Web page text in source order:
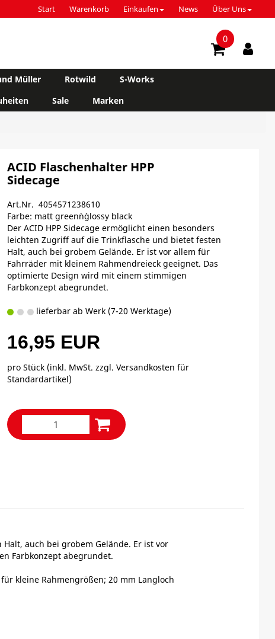
Start Warenkorb Einkaufen News Über Uns
0
Müller Rotwild
S-Works
Sale
Marken
ACID Flaschenhalter HPP
Sidecage
Art.Nr. 4054571238610
Farbe: matt green´n´glossy black
Der ACID HPP Sidecage ermöglicht einen besonders
leichten Zugriff auf die Trinkflasche und bietet festen
Halt, auch bei grobem Gelände. Er ist vor allem für
Fahrräder mit kleinem Rahmendreieck geeignet. Das
optimierte Design wird mit einem stimmigen
Farbkonzept abegrundet.
lieferbar ab Werk (7-20 Werktage)
16,95 EUR
pro Stück (inkl. MwSt. zzgl.Versandkosten für
Standardartikel)
auch bei grobem Gelände. Er ist vor
Farbkonzept abegrundet.
kleine Rahmengrößen; 20 mm Langloch